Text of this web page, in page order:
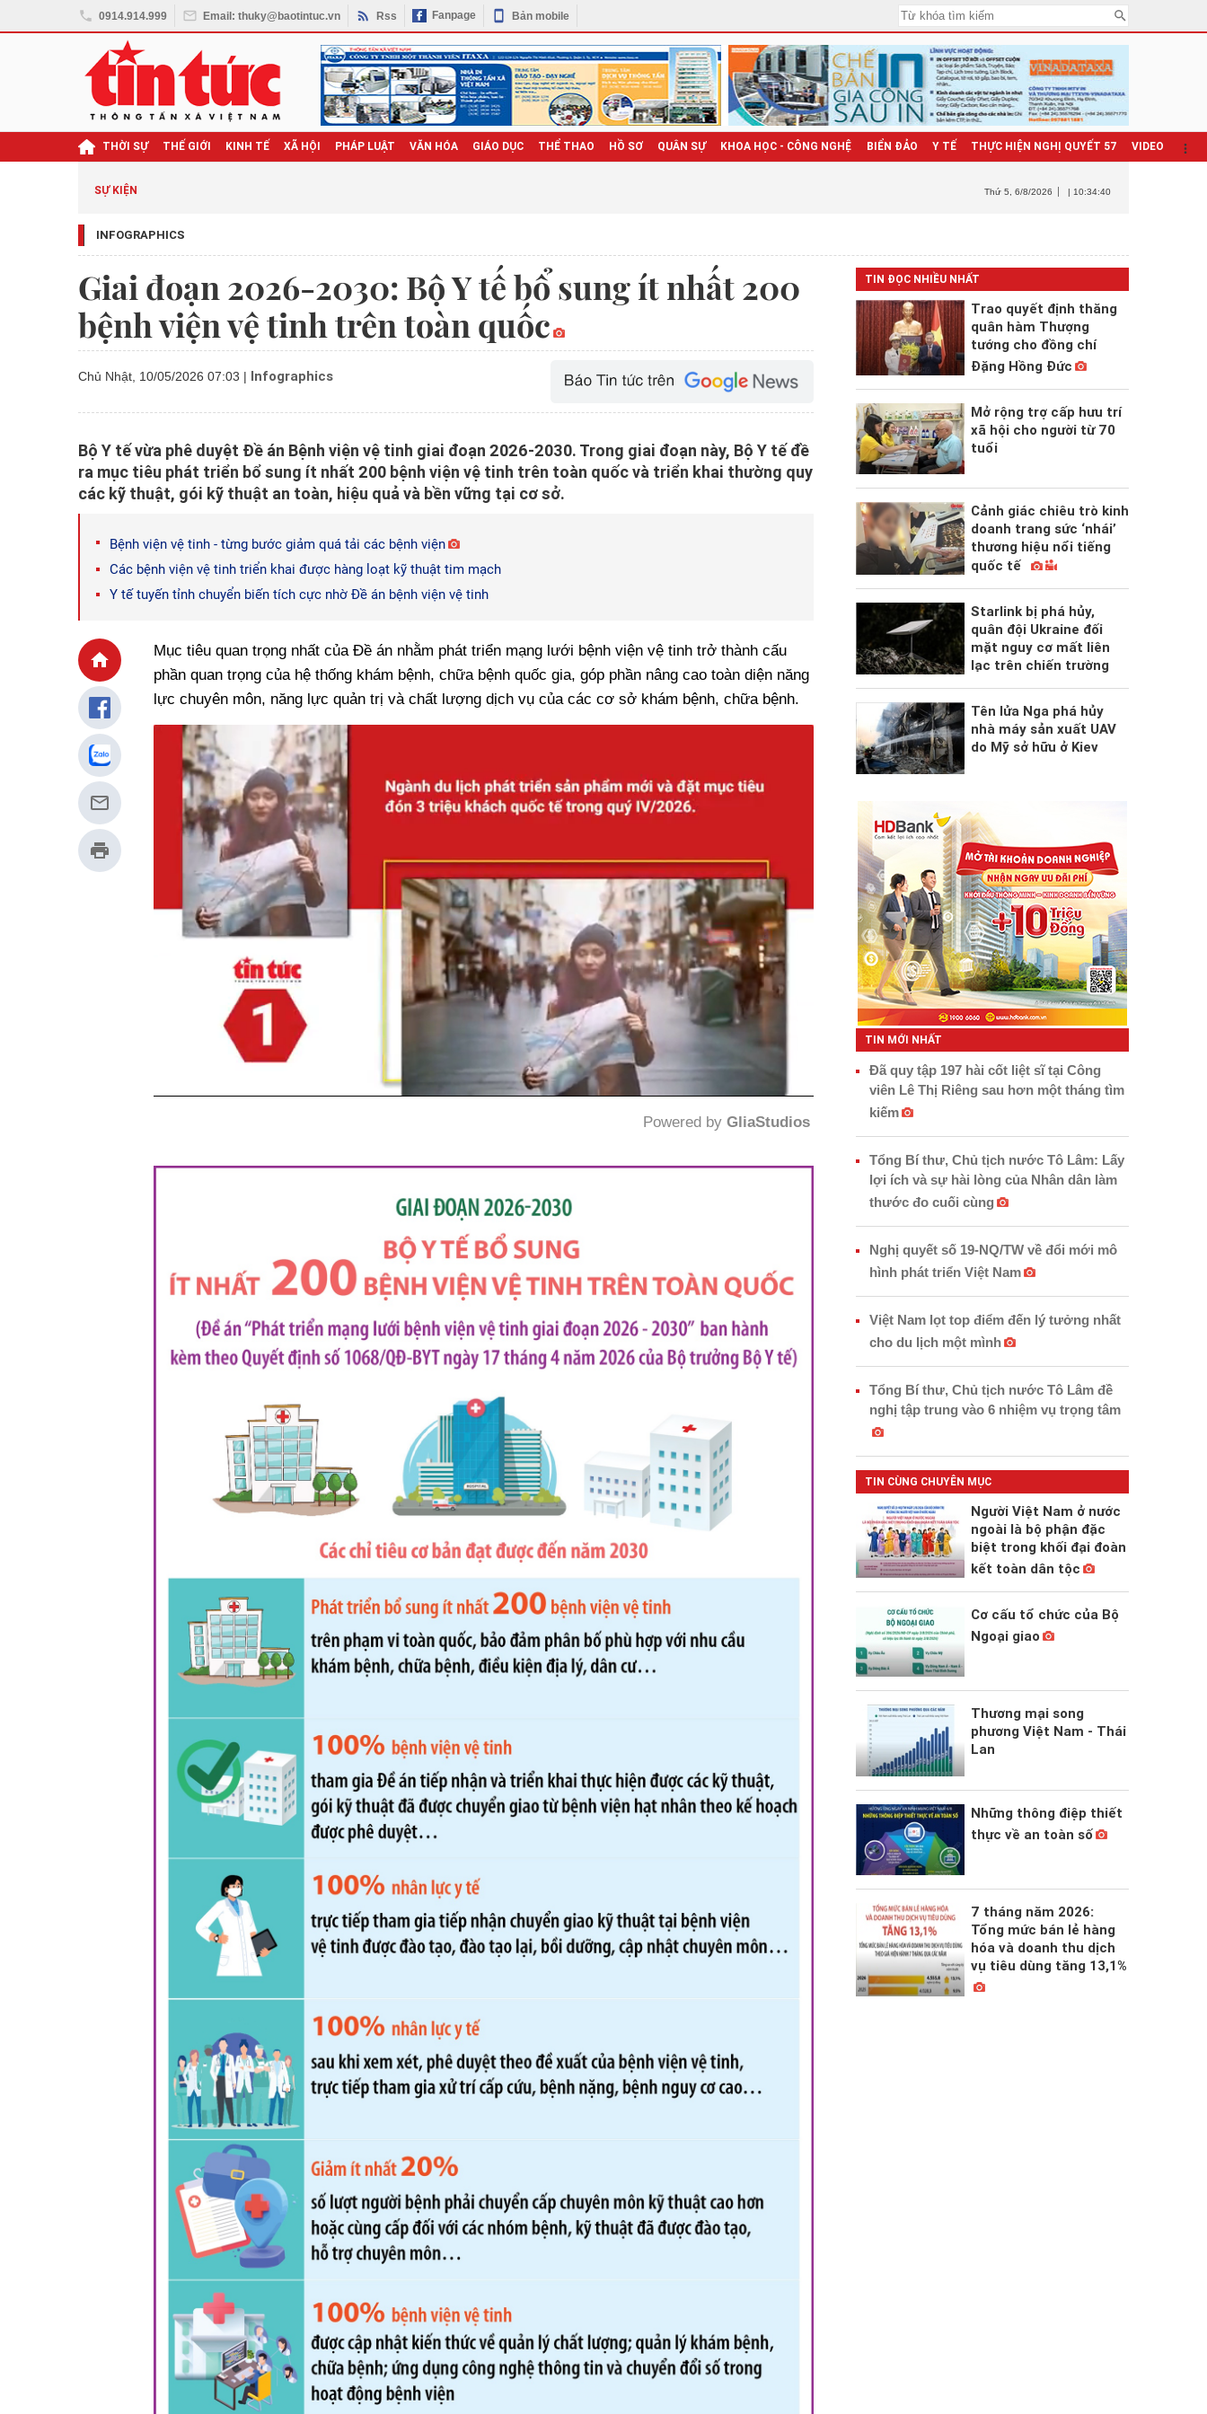
0914.914.999 Email: thuky@baotintuc.vn Rss Fanpage Bản mobile
THỜI SỰ THẾ GIỚI KINH TẾ XÃ HỘI PHÁP LUẬT VĂN HÓA GIÁO DỤC THỂ THAO HỒ SƠ QUÂN SỰ KHOA HỌC - CÔNG NGHỆ BIỂN ĐẢO Y TẾ THỰC HIỆN NGHỊ QUYẾT 57 VIDEO
SỰ KIỆN Thứ 5 , 6/8/2026 | 10:34:42
INFOGRAPHICS
Giai đoạn 2026-2030: Bộ Y tế bổ sung ít nhất 200
bệnh viện vệ tinh trên toàn quốc
Chủ Nhật, 10/05/2026 07:03 | Infographics
Bộ Y tế vừa phê duyệt Đề án Bệnh viện vệ tinh giai đoạn 2026-2030. Trong giai đoạn này, Bộ Y tế đề
ra mục tiêu phát triển bổ sung ít nhất 200 bệnh viện vệ tinh trên toàn quốc và triển khai thường quy
các kỹ thuật, gói kỹ thuật an toàn, hiệu quả và bền vững tại cơ sở.
Bệnh viện vệ tinh - từng bước giảm quá tải các bệnh viện
Các bệnh viện vệ tinh triển khai được hàng loạt kỹ thuật tim mạch
Y tế tuyến tỉnh chuyển biến tích cực nhờ Đề án bệnh viện vệ tinh
Mục tiêu quan trọng nhất của Đề án nhằm phát triển mạng lưới bệnh viện vệ tinh trở thành cấu
phần quan trọng của hệ thống khám bệnh, chữa bệnh quốc gia, góp phần nâng cao toàn diện năng
lực chuyên môn, năng lực quản trị và chất lượng dịch vụ của các cơ sở khám bệnh, chữa bệnh.
Powered by GliaStudios
TIN ĐỌC NHIỀU NHẤT
Trao quyết định thăng
quân hàm Thượng
tướng cho đồng chí
Đặng Hồng Đức
Mở rộng trợ cấp hưu trí
xã hội cho người từ 70
tuổi
Cảnh giác chiêu trò kinh
doanh trang sức ‘nhái’
thương hiệu nổi tiếng
quốc tế
Starlink bị phá hủy,
quân đội Ukraine đối
mặt nguy cơ mất liên
lạc trên chiến trường
Tên lửa Nga phá hủy
nhà máy sản xuất UAV
do Mỹ sở hữu ở Kiev
TIN MỚI NHẤT
Đã quy tập 197 hài cốt liệt sĩ tại Công
viên Lê Thị Riêng sau hơn một tháng tìm
kiếm
Tổng Bí thư, Chủ tịch nước Tô Lâm: Lấy
lợi ích và sự hài lòng của Nhân dân làm
thước đo cuối cùng
Nghị quyết số 19-NQ/TW về đổi mới mô
hình phát triển Việt Nam
Việt Nam lọt top điểm đến lý tưởng nhất
cho du lịch một mình
Tổng Bí thư, Chủ tịch nước Tô Lâm đề
nghị tập trung vào 6 nhiệm vụ trọng tâm
TIN CÙNG CHUYÊN MỤC
Người Việt Nam ở nước
ngoài là bộ phận đặc
biệt trong khối đại đoàn
kết toàn dân tộc
Cơ cấu tổ chức của Bộ
Ngoại giao
Thương mại song
phương Việt Nam - Thái
Lan
Những thông điệp thiết
thực về an toàn số
7 tháng năm 2026:
Tổng mức bán lẻ hàng
hóa và doanh thu dịch
vụ tiêu dùng tăng 13,1%